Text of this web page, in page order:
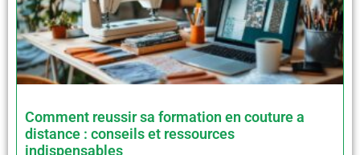
Comment reussir sa formation en couture a
distance : conseils et ressources
indispensables